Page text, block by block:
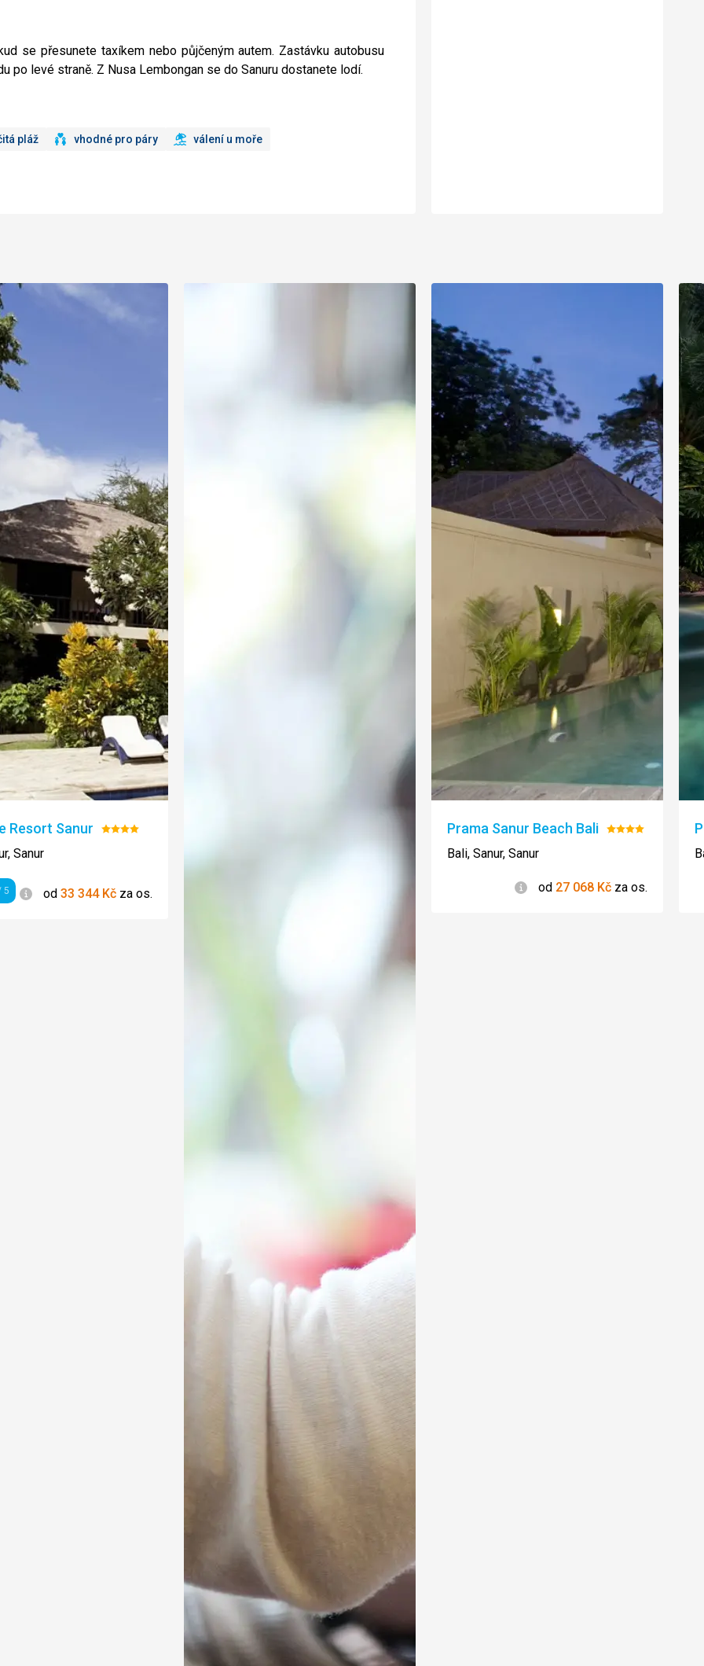
se přesunete taxíkem nebo půjčeným autem. Zastávku autobusu
po levé straně. Z Nusa Lembongan se do Sanuru dostanete lodí.
pláž vhodné pro páry válení u moře
Resort Sanur Hodnocení:
Sanur
5 Informace
od 33 344Kč za os.
Prama Sanur Beach Bali Hodnocení:
Bali, Sanur, Sanur
Informace
od 27 068 Kč za os.